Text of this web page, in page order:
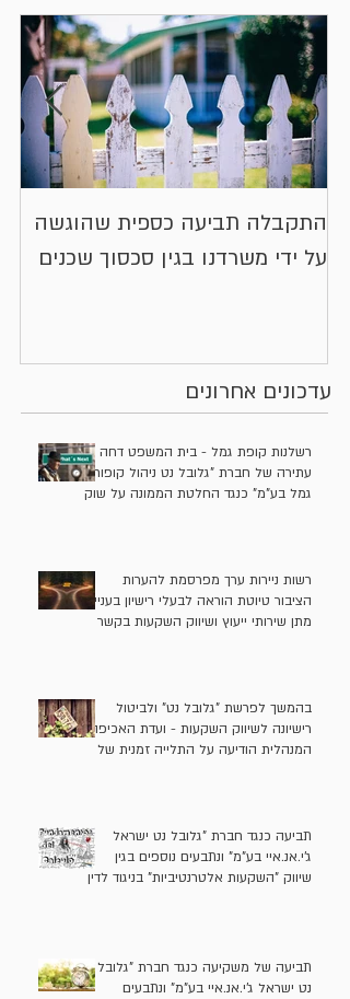
התקבלה תביעה כספית שהוגשה
על ידי משרדנו בגין סכסוך שכנים
עדכונים אחרונים
רשלנות קופת גמל - בית המשפט דחה
עתירה של חברת "גלובל נט ניהול קופות
גמל בע"מ" כנגד החלטת הממונה על שוק
רשות ניירות ערך מפרסמת להערות
הציבור טיוטת הוראה לבעלי רישיון בעניין
מתן שירותי ייעוץ ושיווק השקעות בקשר
בהמשך לפרשת "גלובל נט" ולביטול
רישיונה לשיווק השקעות - ועדת האכיפה
המנהלית הודיעה על התלייה זמנית של
תביעה כנגד חברת "גלובל נט ישראל
ג'י.אנ.איי בע"מ" ונתבעים נוספים בגין
שיווק "השקעות אלטרנטיביות" בניגוד לדין
תביעה של משקיעה כנגד חברת "גלובל
נט ישראל ג'י.אנ.איי בע"מ" ונתבעים